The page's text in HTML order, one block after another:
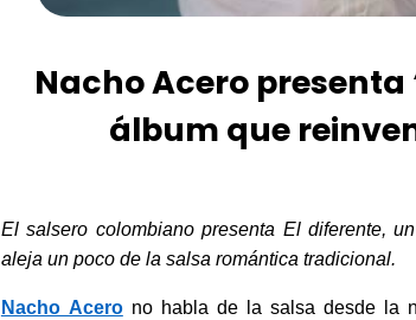
Nacho Acero presenta
álbum que
El salsero colombiano presenta El diferente,
aleja un poco de la salsa romántica tradicional.
Nacho Acerono habla de la salsa desde la